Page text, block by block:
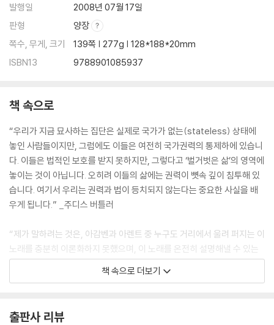
발행일
2008년 07월 17일
판형
양장
쪽수, 무게, 크기
139쪽 | 277g | 128*188*20mm
ISBN13
9788901085937
책 속으로
“우리가 지금 묘사하는 집단은 실제로 국가가 없는(stateless) 상태에
놓인 사람들이지만, 그럼에도 이들은 여전히 국가권력의 통제하에 있습니
다. 이들은 법적인 보호를 받지 못하지만, 그렇다고 ‘벌거벗은 삶’의 영역에
놓이는 것이 아닙니다. 오히려 이들의 삶에는 권력이 뼛속 깊이 침투해 있
습니다. 여기서 우리는 권력과 법이 등치되지 않는다는 중요한 사실을 배
우게 됩니다.” _주디스 버틀러
“제가 말하려는 것은, 아감벤과 아렌트 중 누구도 거리에서 울려 퍼지는 이
노래를 충분히 이론화하지 못했으며, 이 노래를 온전히 설명해낼 수 있는
언어는 우리가 만들어가야 한다는 것입니다. 이러한 이론화 작업은 오감을
통해 생생하게 만들어지는 민주주의, 정치적인 영역에서 선명하게 나타나
책 속으로 더보기
출판사 리뷰